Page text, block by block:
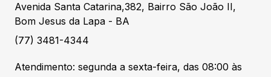
Avenida Santa Catarina,382, Bairro São João II,
Bom Jesus da Lapa - BA
(77) 3481-4344
Atendimento: segunda a sexta-feira, das 08:00 às